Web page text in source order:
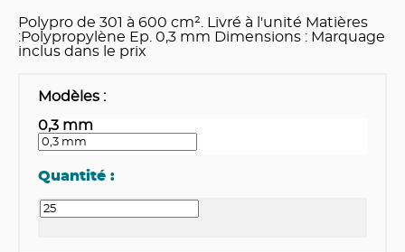
Polypro de 301 à 600 cm². Livré à l'unité Matières
:Polypropylène Ep. 0,3 mm Dimensions : Marquage
inclus dans le prix
Modèles :
0,3 mm
Quantité :